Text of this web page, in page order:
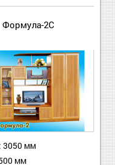
Формула-2С
3050 мм
мм